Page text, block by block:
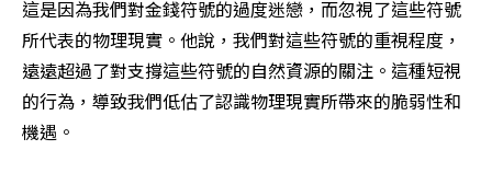
這是因為我們對金錢符號的過度迷戀，而忽視了這些符號
所代表的物理現實。他說，我們對這些符號的重視程度，
遠遠超過了對支撐這些符號的自然資源的關注。這種短視
的行為，導致我們低估了認識物理現實所帶來的脆弱性和
機遇。